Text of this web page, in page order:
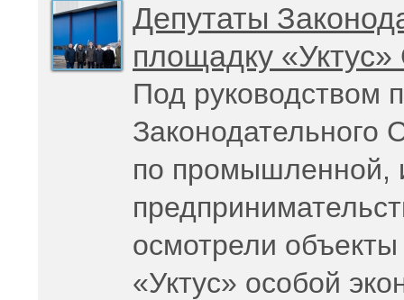
Депутаты
площадку
Под руководством
Законодательного
по промышленной,
осмотрели
«Уктус» особой